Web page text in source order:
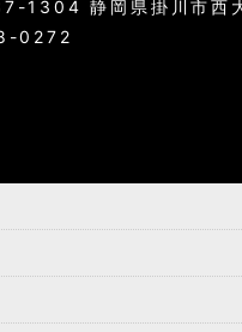
1304 静岡県掛川市西
0272